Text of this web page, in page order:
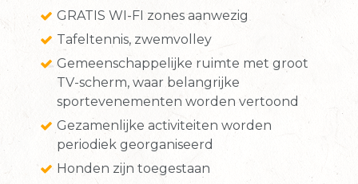
GRATIS WI-FI zones aanwezig
Tafeltennis, zwemvolley
Gemeenschappelijke ruimte met groot
TV-scherm, waar belangrijke
sportevenementen worden vertoond
Gezamenlijke activiteiten worden
periodiek georganiseerd
Honden zijn toegestaan